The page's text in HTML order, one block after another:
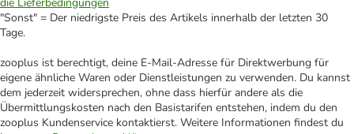
"Sonst" = Der niedrigste Preis des Artikels innerhalb der letzten 30
Tage.
zooplus ist berechtigt, deine E-Mail-Adresse für Direktwerbung für
eigene ähnliche Waren oder Dienstleistungen zu verwenden. Du kannst
dem jederzeit widersprechen, ohne dass hierfür andere als die
Übermittlungskosten nach den Basistarifen entstehen, indem du den
zooplus Kundenservice kontaktierst. Weitere Informationen findest du